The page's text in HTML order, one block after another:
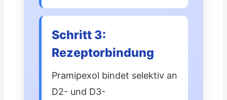
Schritt 3:
Rezeptorbindung
Pramipexol bindet selektiv an
D2- und D3-